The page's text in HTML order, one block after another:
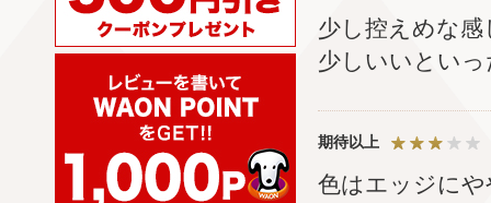
少し控えめな
少しいいとい
期待以上
色はエッジに